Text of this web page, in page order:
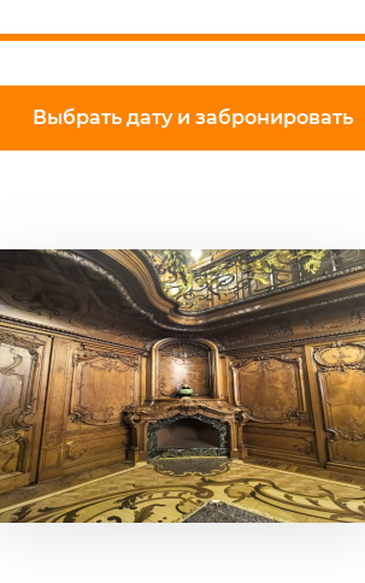
Выбрать дату и забронировать